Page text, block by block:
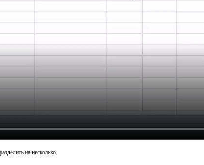
на несколько.